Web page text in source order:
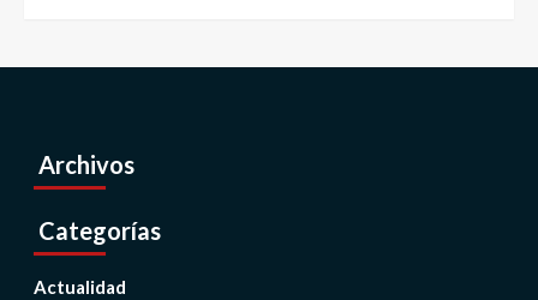
Archivos
Categorías
Actualidad